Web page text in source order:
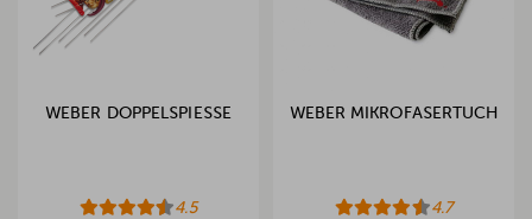
WEBER DOPPELSPIESSE
4.5
WEBER MIKROFASERTUCH
4.7